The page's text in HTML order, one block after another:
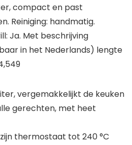
compact en past
Reiniging: handmatig.
Ja. Met beschrijving
in het Nederlands) lengte
vergemakkelijkt de keuken
gerechten, met heet
thermostaat tot 240 °C